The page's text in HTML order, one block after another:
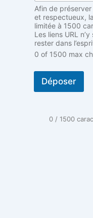
f
a
u
t
)
A
o
y
Afin de
et respectueux,
limitée à 1500
Les liens URL
rester dans
0 of 1500 max
Déposer
0 / 1500